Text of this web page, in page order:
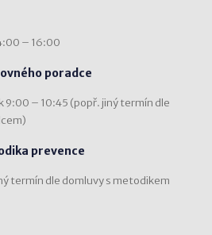
– 16:00
poradce
– 10:45 (popř. jiný termín dle
prevence
termín dle domluvy s metodikem